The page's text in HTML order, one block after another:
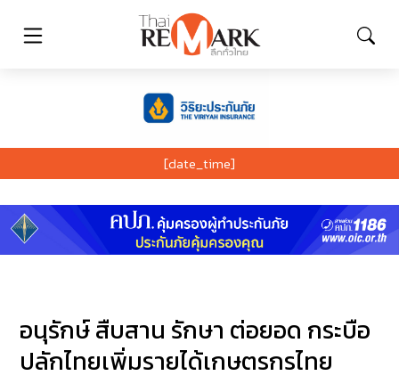
[date_time]
อนุรักษ์ สืบสาน รักษา ต่อยอด กระบือ
ปลักไทยเพิ่มรายได้เกษตรกรไทย